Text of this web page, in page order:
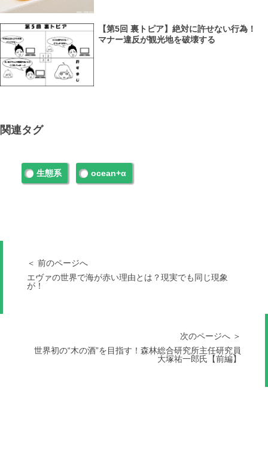
【第5回 裏トピア】絶対に許せない行為！
マナー違反が観光地を破壊する
関連タグ
生態系 ocean+α
＜ 前のページへ
エヴァの世界で海が赤い理由とは？現実でも同じ現象
が！
次のページへ ＞
世界初の“木の酒”を目指す！森林総合研究所主任研究員
大塚祐一郎氏【前編】